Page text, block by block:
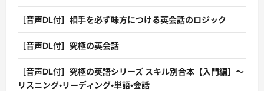
［音声DL付］相手を必ず味方につける英会話のロジック
［音声DL付］究極の英会話
［音声DL付］究極の英語シリーズ スキル別合本【入門編】〜
リスニング・リーディング・単語・会話